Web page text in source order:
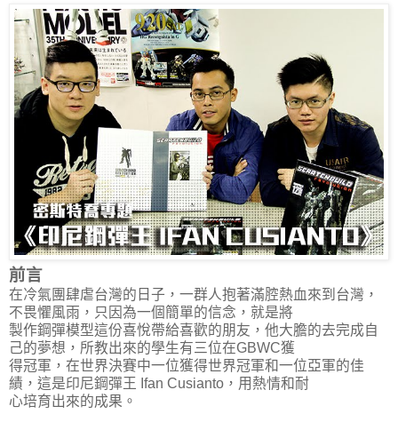
前言
在冷氣團肆虐台灣的日子，一群人抱著滿腔熱血來到台灣，
不畏懼風雨，只因為一個簡單的信念，就是將
製作鋼彈模型這份喜悅帶給喜歡的朋友，他大膽的去完成自
己的夢想，所教出來的學生有三位在GBWC獲
得冠軍，在世界決賽中一位獲得世界冠軍和一位亞軍的佳
績，這是印尼鋼彈王 Ifan Cusianto，用熱情和耐
心培育出來的成果。